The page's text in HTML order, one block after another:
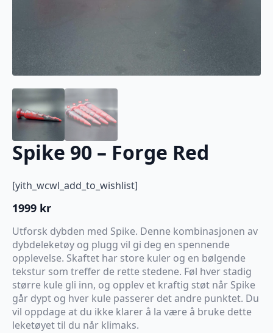
Spike 90 – Forge Red
[yith_wcwl_add_to_wishlist]
1999 kr
Utforsk dybden med Spike. Denne kombinasjonen av
dybdeleketøy og plugg vil gi deg en spennende
opplevelse. Skaftet har store kuler og en bølgende
tekstur som treffer de rette stedene. Føl hver stadig
større kule gli inn, og opplev et kraftig støt når Spike
går dypt og hver kule passerer det andre punktet. Du
vil oppdage at du ikke klarer å la være å bruke dette
leketøyet til du når klimaks.